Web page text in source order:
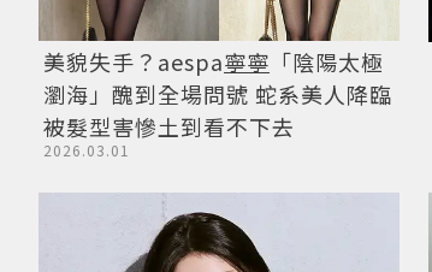
美貌失手？aespa寧寧 「陰陽太極
瀏海」醜到全場問號 蛇系美人降臨
被髮型害慘土到看不下去
2026.03.01